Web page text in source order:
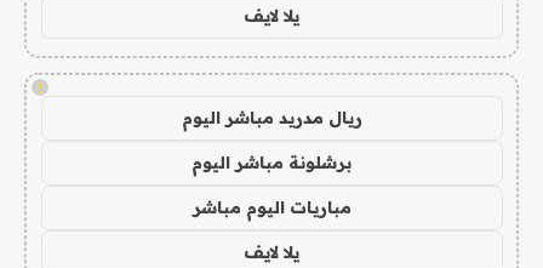
يلا لايف
!
ريال مدريد مباشر اليوم
برشلونة مباشر اليوم
مباريات اليوم مباشر
يلا لايف